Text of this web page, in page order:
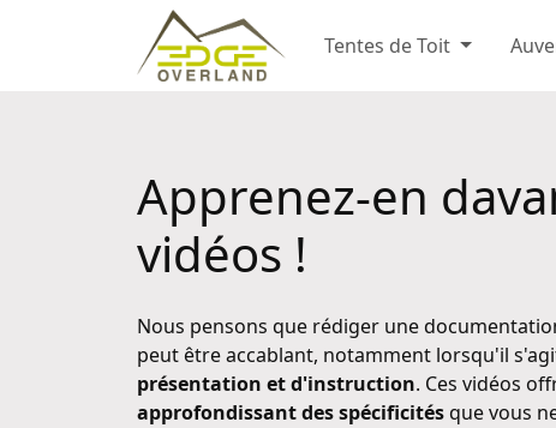
Tentes de Toit
Apprenez-en
vidéos !
Nous pensons que rédiger une
peut être accablant, notamment lorsqu'il
présentation et d'instruction. Ces vidéos
approfondissant des spécificitésque vous